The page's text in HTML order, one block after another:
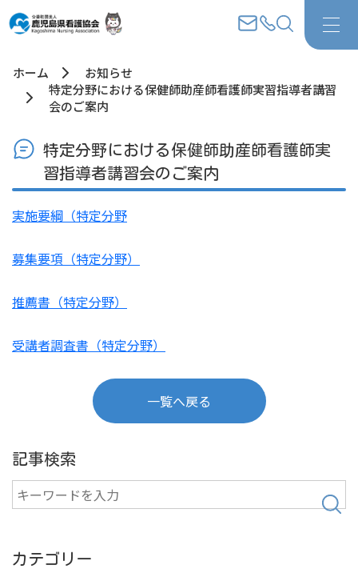
ホーム
お知らせ
特定分野における保健師助産師看護師実習指導者講習
会のご案内
特定分野における保健師助産師看護師実
習指導者講習会のご案内
実施要綱（特定分野
募集要項（特定分野）
推薦書（特定分野）
受講者調査書（特定分野）
一覧へ戻る
記事検索
検
カテゴリー